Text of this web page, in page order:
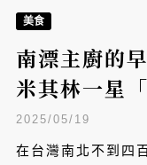
美食
南漂主廚的
米其林一星
限定餐會，
本」的蛋餅
2025/05/19
在台灣南北不到四